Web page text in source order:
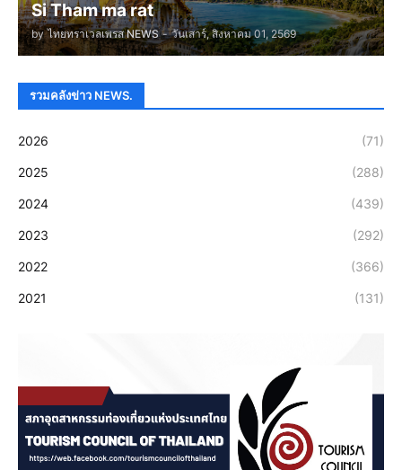
Si Tham ma rat
by ไทยทราเวลเพรส NEWS - วันเสาร์, สิงหาคม 01, 2569
รวมคลังข่าว NEWS.
2026 (71)
2025 (288)
2024 (439)
2023 (292)
2022 (366)
2021 (131)